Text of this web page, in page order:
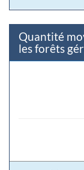
Quantité
les forêts